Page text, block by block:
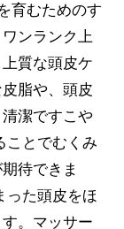
育むためのす
ンランク上
質な頭皮ケ
脂や、頭皮
潔ですこや
ことでむくみ
待できま
った頭皮をほ
。マッサー